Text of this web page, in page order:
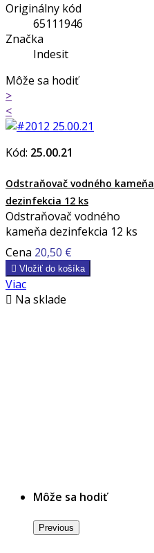
Originálny kód
65111946
Značka
Indesit
Môže sa hodiť
>
<
Kód: 25.00.21
Odstraňovač vodného kameňa
dezinfekcia 12 ks
Odstraňovač vodného
kameňa dezinfekcia 12 ks
Cena 20,50 €
 Vložiť do košíka
Viac
 Na sklade
Môže sa hodiť
Previous